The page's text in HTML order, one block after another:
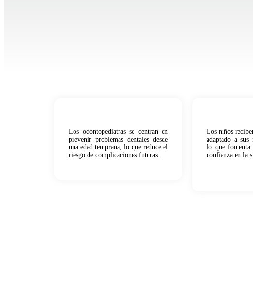
Los odontopediatras se centran en
prevenir problemas dentales desde
una edad temprana, lo que reduce el
riesgo de complicaciones futuras.
Los niños
adaptado a sus
lo que
confianza en la